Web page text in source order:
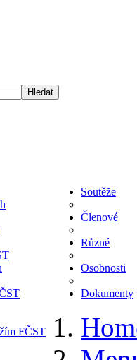
Soutěže
FČST
Členové
Různé
Osobnosti
Dokumenty